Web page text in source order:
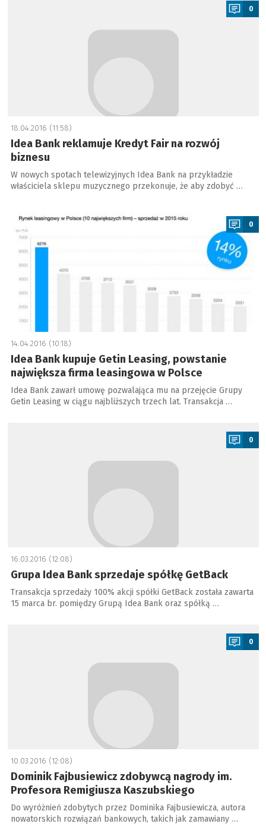
0
18.04.2016 (11:58)
Idea Bank reklamuje Kredyt Fair na rozwój
biznesu
W nowych spotach telewizyjnych Idea Bank na przykładzie
właściciela sklepu muzycznego przekonuje, że aby zdobyć …
0
14.04.2016 (10:18)
Idea Bank kupuje Getin Leasing, powstanie
największa firma leasingowa w Polsce
Idea Bank zawarł umowę pozwalająca mu na przejęcie Grupy
Getin Leasing w ciągu najbliższych trzech lat. Transakcja …
0
16.03.2016 (12:08)
Grupa Idea Bank sprzedaje spółkę GetBack
Transakcja sprzedaży 100% akcji spółki GetBack została zawarta
15 marca br. pomiędzy Grupą Idea Bank oraz spółką …
0
10.03.2016 (12:08)
Dominik Fajbusiewicz zdobywcą nagrody im.
Profesora Remigiusza Kaszubskiego
Do wyróżnień zdobytych przez Dominika Fajbusiewicza, autora
nowatorskich rozwiązań bankowych, takich jak zamawiany …